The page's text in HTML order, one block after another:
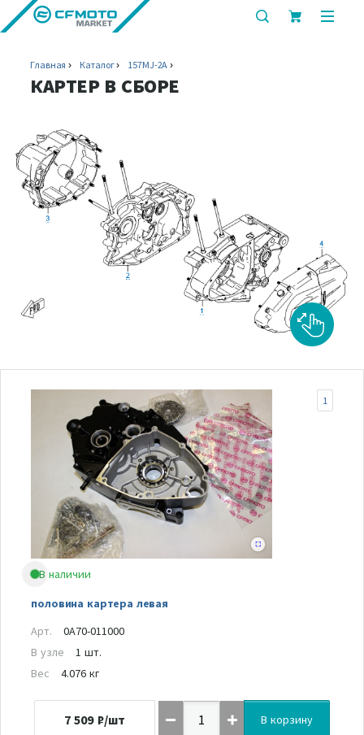
показать
Главная Каталог 157MJ-2A
КАРТЕР В СБОРЕ
В наличии
половина картера левая
1
Арт.
0A70-011000
В узле
1 шт.
Вес
4.076 кг
7 509 ₽/шт В корзину